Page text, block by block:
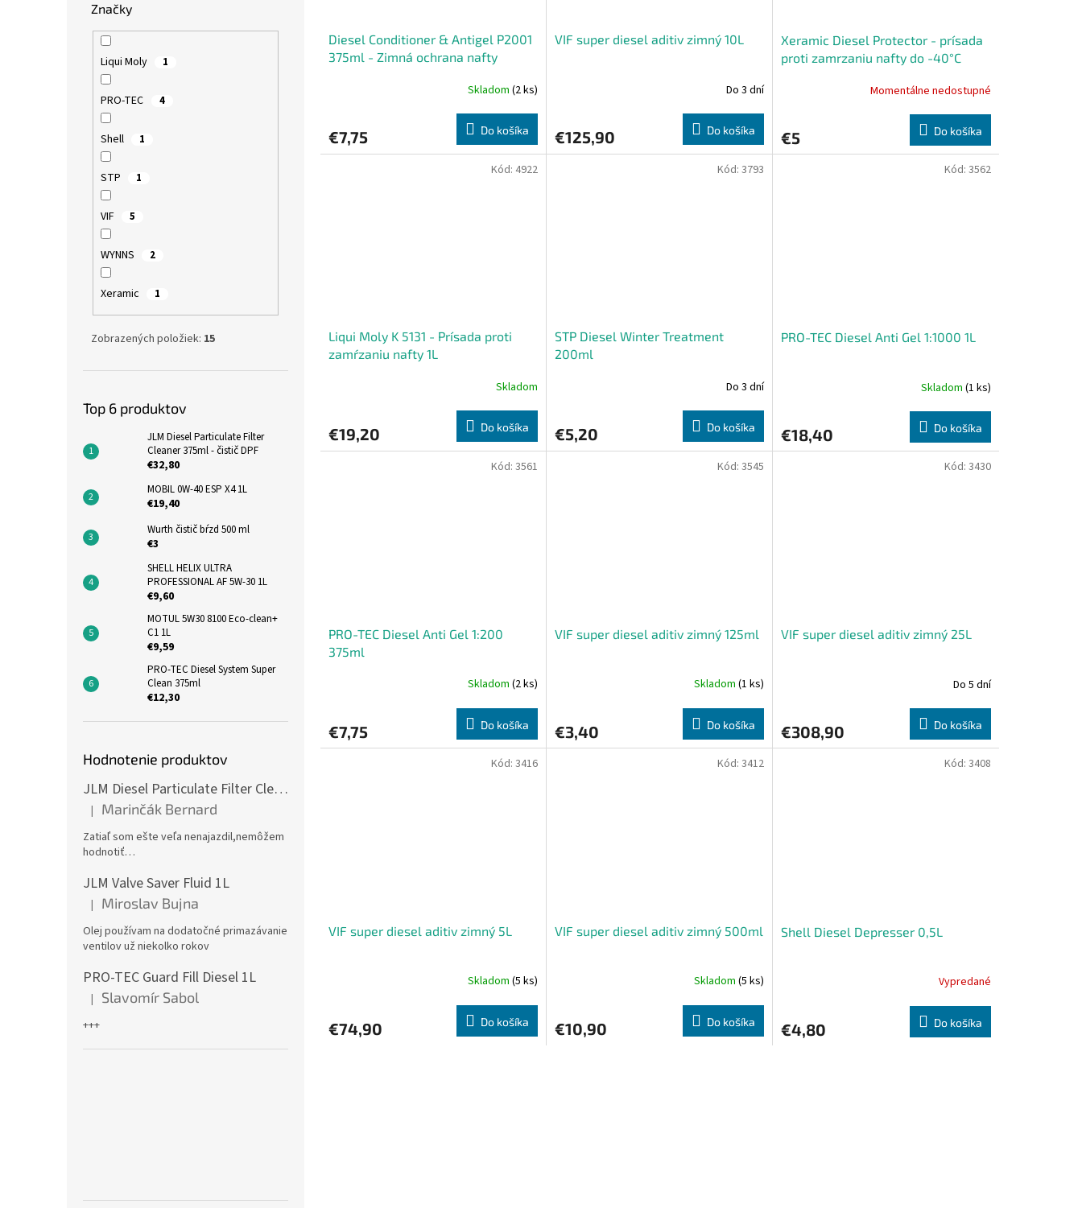
Značky
Liqui Moly 1
PRO-TEC 4
Shell 1
STP 1
VIF 5
WYNNS 2
Xeramic 1
Zobrazených položiek: 15
Top 6 produktov
JLM Diesel Particulate Filter
Cleaner 375ml - čistič DPF
€32,80
MOBIL 0W-40 ESP X4 1L
€19,40
Wurth čistič bŕzd 500 ml
€3
SHELL HELIX ULTRA
PROFESSIONAL AF 5W-30 1L
€9,60
MOTUL 5W30 8100 Eco-clean+
C1 1L
€9,59
PRO-TEC Diesel System Super
Clean 375ml
€12,30
Hodnotenie produktov
JLM Diesel Particulate Filter Cleaner 375ml - čistič DPF
Hodnotenie produktu je 5 z 5 hviezdičiek.
| Marinčák Bernard
Zatiaľ som ešte veľa nenajazdil,nemôžem
hodnotiť…
JLM Valve Saver Fluid 1L
Hodnotenie produktu je 5 z 5 hviezdičiek.
| Miroslav Bujna
Olej používam na dodatočné primazávanie
ventilov už niekolko rokov
PRO-TEC Guard Fill Diesel 1L
Hodnotenie produktu je 5 z 5 hviezdičiek.
| Slavomír Sabol
+++
Diesel Conditioner & Antigel P2001
375ml - Zimná ochrana nafty
Skladom (2 ks)
€7,75 Do košíka
VIF super diesel aditiv zimný 10L
Do 3 dní
€125,90 Do košíka
Xeramic Diesel Protector - prísada
proti zamrzaniu nafty do -40°C
Momentálne nedostupné
€5 Do košíka
Liqui Moly K 5131 - Prísada proti
zamŕzaniu nafty 1L
Skladom
€19,20 Do košíka
Kód: 4922
STP Diesel Winter Treatment
200ml
Do 3 dní
€5,20 Do košíka
Kód: 3793
PRO-TEC Diesel Anti Gel 1:1000 1L
Skladom (1 ks)
€18,40 Do košíka
Kód: 3562
PRO-TEC Diesel Anti Gel 1:200
375ml
Skladom (2 ks)
€7,75 Do košíka
Kód: 3561
VIF super diesel aditiv zimný 125ml
Skladom (1 ks)
€3,40 Do košíka
Kód: 3545
VIF super diesel aditiv zimný 25L
Do 5 dní
€308,90 Do košíka
Kód: 3430
VIF super diesel aditiv zimný 5L
Skladom (5 ks)
€74,90 Do košíka
Kód: 3416
VIF super diesel aditiv zimný 500ml
Skladom (5 ks)
€10,90 Do košíka
Kód: 3412
Shell Diesel Depresser 0,5L
Vypredané
€4,80 Do košíka
Kód: 3408